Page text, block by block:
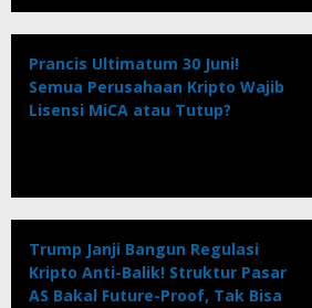
Prancis Ultimatum 30 Juni!
Semua Perusahaan Kripto Wajib
Lisensi MiCA atau Tutup?
Trump Janji Bangun Regulasi
Kripto Anti-Balik! Struktur Pasar
AS Bakal Future-Proof, Tak Bisa